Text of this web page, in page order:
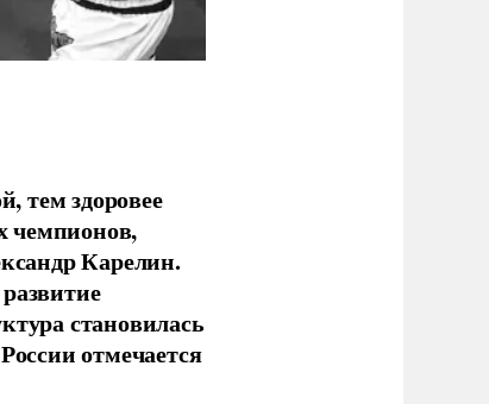
тем здоровее
чемпионов,
Карелин.
становилась
отмечается